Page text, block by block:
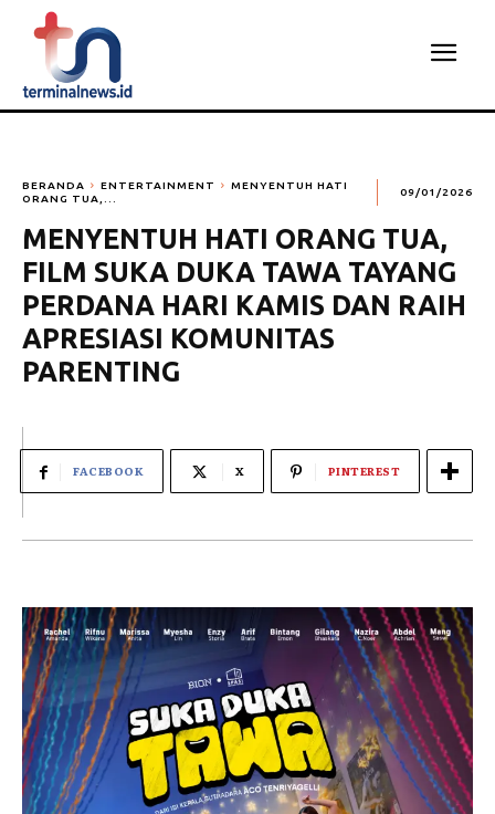
BERANDA ENTERTAINMENT
MENYENTUH HATI
ORANG TUA,...
09/01/2026
MENYENTUH HATI ORANG TUA,
FILM SUKA DUKA TAWA TAYANG
PERDANA HARI KAMIS DAN RAIH
APRESIASI KOMUNITAS
PARENTING
FACEBOOK X PINTEREST